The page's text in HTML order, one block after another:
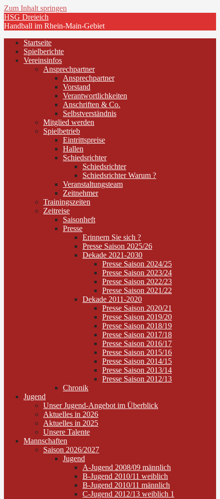
Zum Inhalt springen
HSG Dreieich
Handball im Rhein-Main-Gebiet
Startseite
Spielberichte
Vereinsinfos
Ansprechpartner
Ansprechpartner
Vorstand
Verantwortlichkeiten
Anschriften & Co.
Selbstverständnis
Mitglied werden
Spielbetrieb
Eintrittspreise
Hallen
Schiedsrichter
Schiedsrichter
Schiedsrichter Warum ?
Veranstaltungsteam
Zeitnehmer
Trainingszeiten
Zeitreise
Saisonheft
Presse
Erinnern Sie sich ?
Presse Saison 2025/26
Dekade 2021-2030
Presse Saison 2024/25
Presse Saison 2023/24
Presse Saison 2022/23
Presse Saison 2021/22
Dekade 2011-2020
Presse Saison 2020/21
Presse Saison 2019/20
Presse Saison 2018/19
Presse Saison 2017/18
Presse Saison 2016/17
Presse Saison 2015/16
Presse Saison 2014/15
Presse Saison 2013/14
Presse Saison 2012/13
Chronik
Jugend
Unser Jugend-Angebot im Überblick
Aktuelles in 2026
Aktuelles in 2025
Unsere Talente
Mannschaften
Saison 2026/2027
Jugend
A-Jugend 2008/09 männlich
B-Jugend 2010/11 weiblich
B-Jugend 2010/11 männlich
C-Jugend 2012/13 weiblich 1